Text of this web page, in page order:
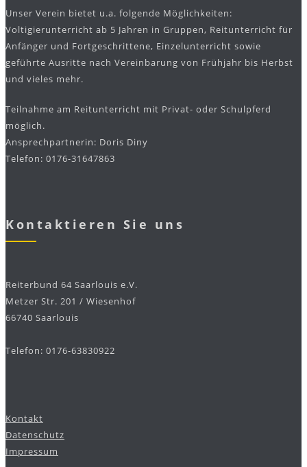
Unser Verein bietet u.a. folgende Möglichkeiten:
Voltigierunterricht ab 5 Jahren in Gruppen, Reitunterricht für
Anfänger und Fortgeschrittene, Einzelunterricht sowie
geführte Ausritte nach Vereinbarung von Frühjahr bis Herbst
und vieles mehr.
Teilnahme am Reitunterricht mit Privat- oder Schulpferd
möglich.
Ansprechpartnerin: Doris Diny
Telefon: 0176-31647863
Kontaktieren Sie uns
Reiterbund 64 Saarlouis e.V.
Metzer Str. 201 / Wiesenhof
66740 Saarlouis
Telefon: 0176-63830922
Kontakt
Datenschutz
Impressum